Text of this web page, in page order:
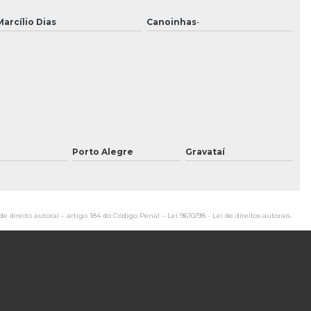
Limpeza predial externa
Orçamento portaria remota
Portaria 24 horas preço
Dias Canoinhas-
Porto Alegre Gravataí
direito autoral – artigo 184 do Código Penal – Lei 9610/98 - Lei de direitos autorais